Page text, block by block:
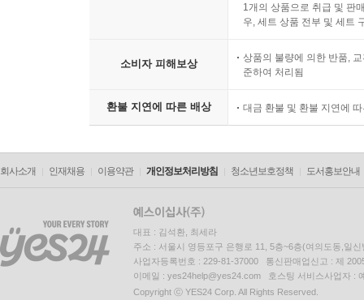
1개의 상품으로 취급 및 판
우, 세트 상품 전부 및 세트
소비자 피해보상
상품의 불량에 의한 반품,
준하여 처리됨
환불 지연에 따른 배상 대금 환불 및 환불 지연에
회사소개 인재채용 이용약관 개인정보처리방침 청소년보호정책 도서홍보안내
대표 : 김석환, 최세라
주소 : 서울시 영등포구 은행로 11, 5층~6층(여의도동,일신
사업자등록번호 : 229-81-37000 통신판매업신고 : 제
이메일 : yes24help@yes24.com 호스팅 서비스사업자 :
Copyright ⓒ YES24 Corp. All Rights Reserved.